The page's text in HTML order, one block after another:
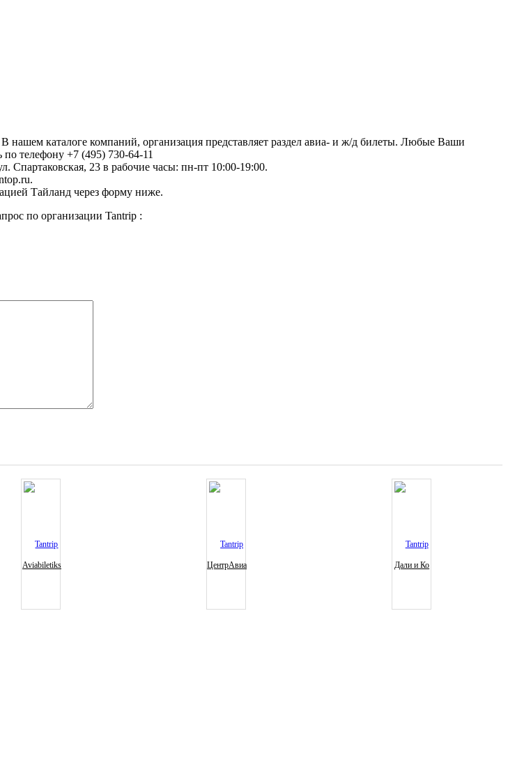
нашем каталоге компаний, организация представляет раздел авиа- и ж/д билеты. Любые Ваши
телефону +7 (495) 730-64-11
Спартаковская, 23 в рабочие часы: пн-пт 10:00-19:00.
Тайланд через форму ниже.
по организации Tantrip :
Aviabiletiks ЦентрАвиа Дали и Ко